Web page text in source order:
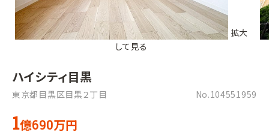
拡大
して見る
ハイシティ目黒
東京都目黒区目黒２丁目 No.104551959
1億690万円